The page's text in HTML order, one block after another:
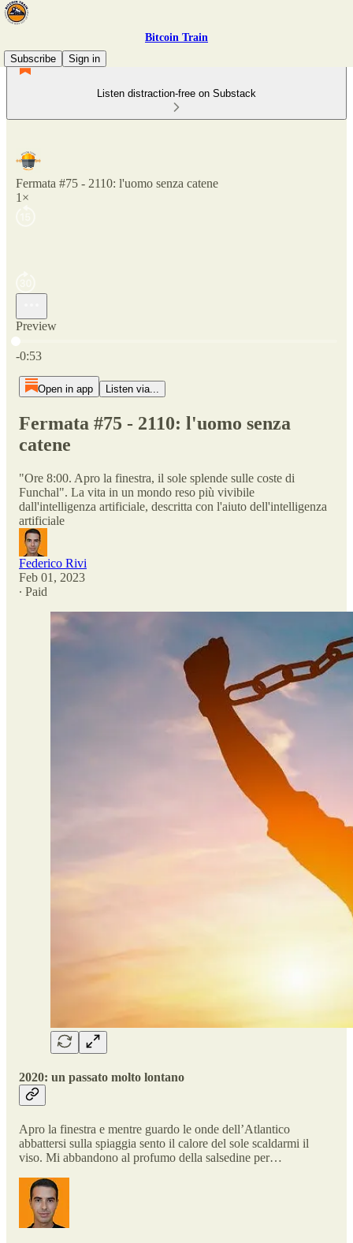
Bitcoin Train
Subscribe
Sign in
Listen distraction-free on Substack
Fermata #75 - 2110: l'uomo senza catene
1×
Preview
Current time: 0:00 / Total time: -0:53
-0:53
Open in app Listen via...
Fermata #75 - 2110: l'uomo senza
catene
"Ore 8:00. Apro la finestra, il sole splende sulle coste di
Funchal". La vita in un mondo reso più vivibile
dall'intelligenza artificiale, descritta con l'aiuto dell'intelligenza
artificiale
Federico Rivi
Feb 01, 2023
∙ Paid
2020: un passato molto lontano
Apro la finestra e mentre guardo le onde dell’Atlantico
abbattersi sulla spiaggia sento il calore del sole scaldarmi il
viso. Mi abbandono al profumo della salsedine per…